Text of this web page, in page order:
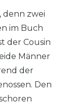
denn zwei
im Buch
der Cousin
Männer
der
Den